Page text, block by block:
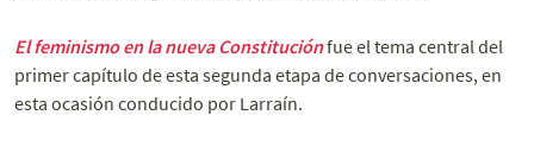
El feminismo en la nueva Constituciónfue el tema central del
primer capítulo de esta segunda etapa de conversaciones, en
esta ocasión conducido por Larraín.